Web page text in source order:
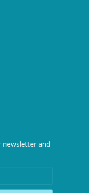
newsletter and